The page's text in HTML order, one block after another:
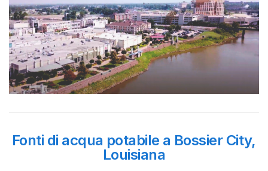
Fonti di acqua potabile a Bossier City,
Louisiana